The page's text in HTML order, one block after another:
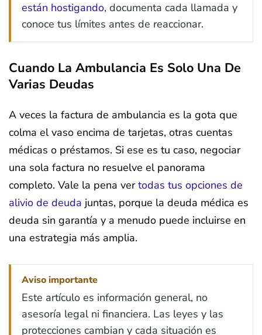
están hostigando, documenta cada llamada y
conoce tus límites antes de reaccionar.
Cuando La Ambulancia Es Solo Una De
Varias Deudas
A veces la factura de ambulancia es la gota que
colma el vaso encima de tarjetas, otras cuentas
médicas o préstamos. Si ese es tu caso, negociar
una sola factura no resuelve el panorama
completo. Vale la pena vertodas tus opciones de
alivio de deuda juntas, porque la deuda médica es
deuda sin garantía y a menudo puede incluirse en
una estrategia más amplia.
Aviso importante
Este artículo es información general, no
asesoría legal ni financiera. Las leyes y las
protecciones cambian y cada situación es